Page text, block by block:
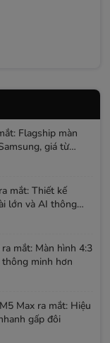
Flagship màn
giá từ
mắt: Thiết kế
lớn và AI thông
mắt: Màn hình 4:3
minh hơn
Max ra mắt: Hiệu
gấp đôi